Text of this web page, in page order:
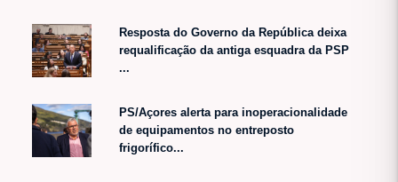
Resposta do Governo da República deixa
requalificação da antiga esquadra da PSP
...
PS/Açores alerta para inoperacionalidade
de equipamentos no entreposto
frigorífico...